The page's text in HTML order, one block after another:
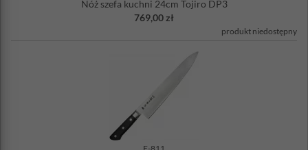
Nóż szefa kuchni 24cm Tojiro DP3
769,00 zł
produkt niedostępny